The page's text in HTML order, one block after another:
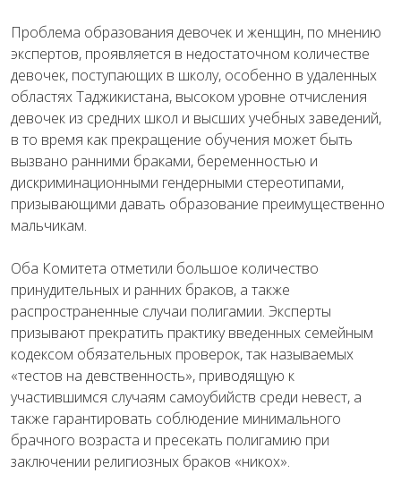
Проблема образования девочек и женщин, по мнению
экспертов, проявляется в недостаточном количестве
девочек, поступающих в школу, особенно в удаленных
областях Таджикистана, высоком уровне отчисления
девочек из средних школ и высших учебных заведений,
в то время как прекращение обучения может быть
вызвано ранними браками, беременностью и
дискриминационными гендерными стереотипами,
призывающими давать образование преимущественно
мальчикам.
Оба Комитета отметили большое количество
принудительных и ранних браков, а также
распространенные случаи полигамии. Эксперты
призывают прекратить практику введенных семейным
кодексом обязательных проверок, так называемых
«тестов на девственность», приводящую к
участившимся случаям самоубийств среди невест, а
также гарантировать соблюдение минимального
брачного возраста и пресекать полигамию при
заключении религиозных браков «никох».